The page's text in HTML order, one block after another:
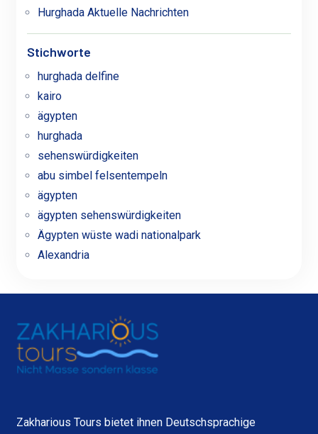
Hurghada Aktuelle Nachrichten
Stichworte
hurghada delfine
kairo
ägypten
hurghada
sehenswürdigkeiten
abu simbel felsentempeln
ägypten
ägypten sehenswürdigkeiten
Ägypten wüste wadi nationalpark
Alexandria
Zakharious Tours bietet ihnen Deutschsprachige